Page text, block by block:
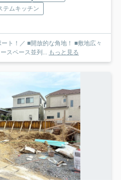
テムキッチン
ト！／ ■開放的な角地！ ■敷地広々
スペース並列...
もっと見る